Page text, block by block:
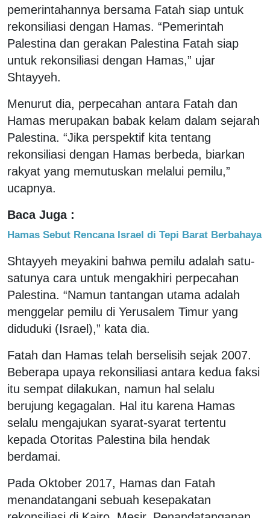
pemerintahannya bersama Fatah siap untuk
rekonsiliasi dengan Hamas. “Pemerintah
Palestina dan gerakan Palestina Fatah siap
untuk rekonsiliasi dengan Hamas,” ujar
Shtayyeh.
Menurut dia, perpecahan antara Fatah dan
Hamas merupakan babak kelam dalam sejarah
Palestina. “Jika perspektif kita tentang
rekonsiliasi dengan Hamas berbeda, biarkan
rakyat yang memutuskan melalui pemilu,”
ucapnya.
Baca Juga :
Hamas Sebut Rencana Israel di Tepi Barat Berbahaya
Shtayyeh meyakini bahwa pemilu adalah satu-
satunya cara untuk mengakhiri perpecahan
Palestina. “Namun tantangan utama adalah
menggelar pemilu di Yerusalem Timur yang
diduduki (Israel),” kata dia.
Fatah dan Hamas telah berselisih sejak 2007.
Beberapa upaya rekonsiliasi antara kedua faksi
itu sempat dilakukan, namun hal selalu
berujung kegagalan. Hal itu karena Hamas
selalu mengajukan syarat-syarat tertentu
kepada Otoritas Palestina bila hendak
berdamai.
Pada Oktober 2017, Hamas dan Fatah
menandatangani sebuah kesepakatan